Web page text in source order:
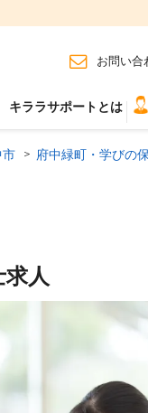
お問い合
キララサポートとは
市 府中緑町・学びの
求人